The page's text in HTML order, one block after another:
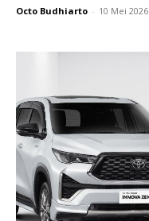
Octo Budhiarto - 10 Mei 2026